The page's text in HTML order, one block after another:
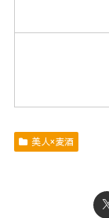
美人×麦酒